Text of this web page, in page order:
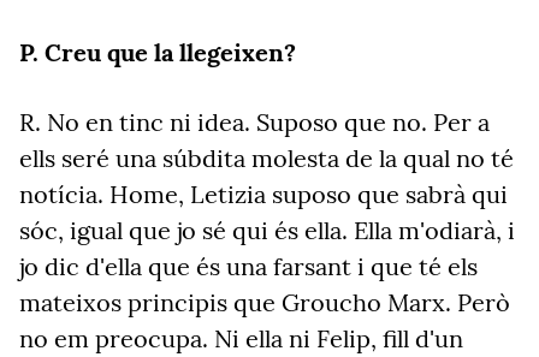
P. Creu que la llegeixen?
R. No en tinc ni idea. Suposo que no. Per a
ells seré una súbdita molesta de la qual no té
notícia. Home, Letizia suposo que sabrà qui
sóc, igual que jo sé qui és ella. Ella m'odiarà, i
jo dic d'ella que és una farsant i que té els
mateixos principis que Groucho Marx. Però
no em preocupa. Ni ella ni Felip, fill d'un